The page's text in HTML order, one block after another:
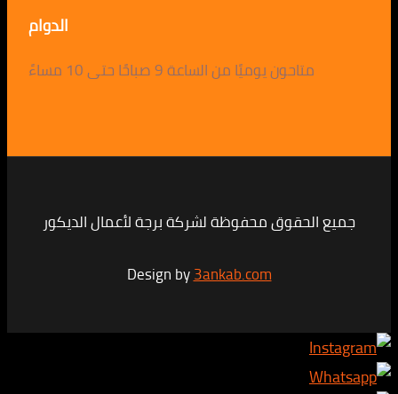
متاحون يوميًا من الساعة 9 صباحًا حتى 10 مساءً
محفوظة لشركة برجة لأعمال الديكور
Design by